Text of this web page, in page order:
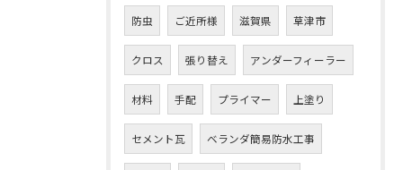
防虫 ご近所様 滋賀県 草津市
クロス 張り替え アンダーフィーラー
材料 手配 プライマー 上塗り
セメント瓦 ベランダ簡易防水工事